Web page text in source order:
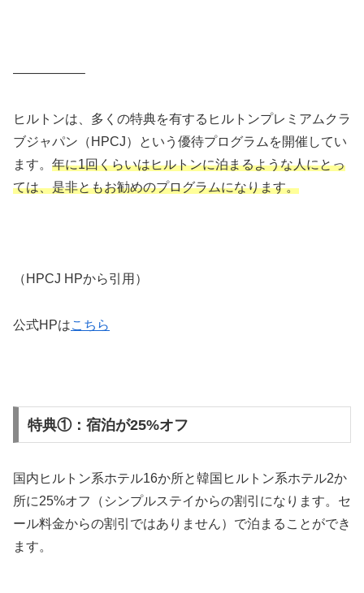
—————–
ヒルトンは、多くの特典を有するヒルトンプレミアムクラ
ブジャパン（HPCJ）という優待プログラムを開催してい
ます。 年に1回くらいはヒルトンに泊まるような人にとっ
ては、是非ともお勧めのプログラムになります。
（HPCJ HPから引用）
公式HPはこちら
特典①：宿泊が25%オフ
国内ヒルトン系ホテル16か所と韓国ヒルトン系ホテル2か
所に25%オフ（シンプルステイからの割引になります。セ
ール料金からの割引ではありません）で泊まることができ
ます。